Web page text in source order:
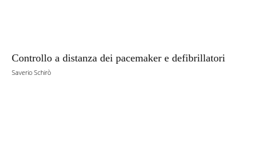
Controllo a distanza dei pacemaker e defibrillatori
Saverio Schirò